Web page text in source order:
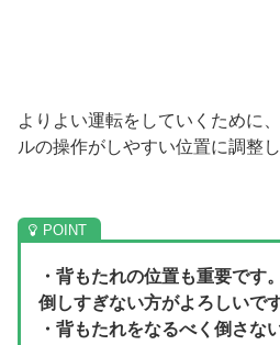
よりよい運転をしていくために
ルの操作がしやすい位置に調整し
・背もたれの位置も重要です
倒しすぎない方がよろしいです
・背もたれをなるべく倒さな